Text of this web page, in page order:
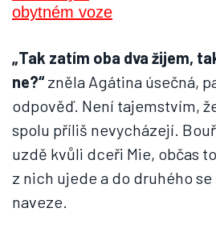
„Tak zatím oba dva žijem,
ne?“zněla Agátina úsečná,
odpověď. Není tajemstvím,
spolu příliš nevycházejí.
uzdě kvůli dceři Mie, občas
z nich ujede a do druhého
naveze.